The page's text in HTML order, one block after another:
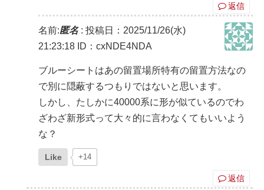
返信
名前:匿名: 投稿日：2025/11/26(水)
21:23:18 ID：cxNDE4NDA
ブルーシートはあの留置場所特有の留置方法なの
で別に隠蔽するつもりではないと思います。
しかし、たしかに40000系に形が似ているのでわ
ざわざ新形式って大々的に言わなくてもいいよう
な？
Like +14
返信